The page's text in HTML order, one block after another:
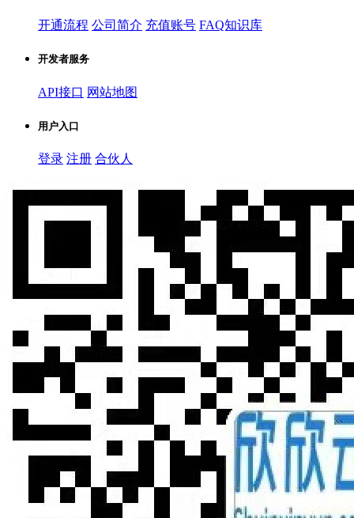
开通流程 公司简介 充值账号 FAQ知识库
开发者服务
API接口 网站地图
用户入口
登录 注册 合伙人